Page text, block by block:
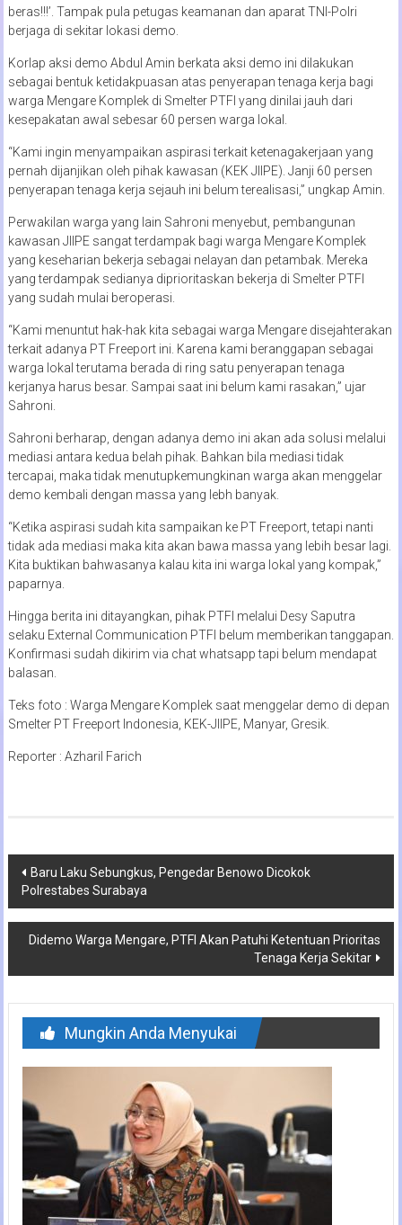
beras!!!’. Tampak pula petugas keamanan dan aparat TNI-Polri
berjaga di sekitar lokasi demo.
Korlap aksi demo Abdul Amin berkata aksi demo ini dilakukan
sebagai bentuk ketidakpuasan atas penyerapan tenaga kerja bagi
warga Mengare Komplek di Smelter PTFI yang dinilai jauh dari
kesepakatan awal sebesar 60 persen warga lokal.
“Kami ingin menyampaikan aspirasi terkait ketenagakerjaan yang
pernah dijanjikan oleh pihak kawasan (KEK JIIPE). Janji 60 persen
penyerapan tenaga kerja sejauh ini belum terealisasi,” ungkap Amin.
Perwakilan warga yang lain Sahroni menyebut, pembangunan
kawasan JIIPE sangat terdampak bagi warga Mengare Komplek
yang keseharian bekerja sebagai nelayan dan petambak. Mereka
yang terdampak sedianya diprioritaskan bekerja di Smelter PTFI
yang sudah mulai beroperasi.
“Kami menuntut hak-hak kita sebagai warga Mengare disejahterakan
terkait adanya PT Freeport ini. Karena kami beranggapan sebagai
warga lokal terutama berada di ring satu penyerapan tenaga
kerjanya harus besar. Sampai saat ini belum kami rasakan,” ujar
Sahroni.
Sahroni berharap, dengan adanya demo ini akan ada solusi melalui
mediasi antara kedua belah pihak. Bahkan bila mediasi tidak
tercapai, maka tidak menutupkemungkinan warga akan menggelar
demo kembali dengan massa yang lebh banyak.
“Ketika aspirasi sudah kita sampaikan ke PT Freeport, tetapi nanti
tidak ada mediasi maka kita akan bawa massa yang lebih besar lagi.
Kita buktikan bahwasanya kalau kita ini warga lokal yang kompak,”
paparnya.
Hingga berita ini ditayangkan, pihak PTFI melalui Desy Saputra
selaku External Communication PTFI belum memberikan tanggapan.
Konfirmasi sudah dikirim via chat whatsapp tapi belum mendapat
balasan.
Teks foto : Warga Mengare Komplek saat menggelar demo di depan
Smelter PT Freeport Indonesia, KEK-JIIPE, Manyar, Gresik.
Reporter : Azharil Farich
Navigasi
pos
Baru Laku Sebungkus, Pengedar Benowo Dicokok
Polrestabes Surabaya
Didemo Warga Mengare, PTFI Akan Patuhi Ketentuan Prioritas
Tenaga Kerja Sekitar
Mungkin Anda Menyukai